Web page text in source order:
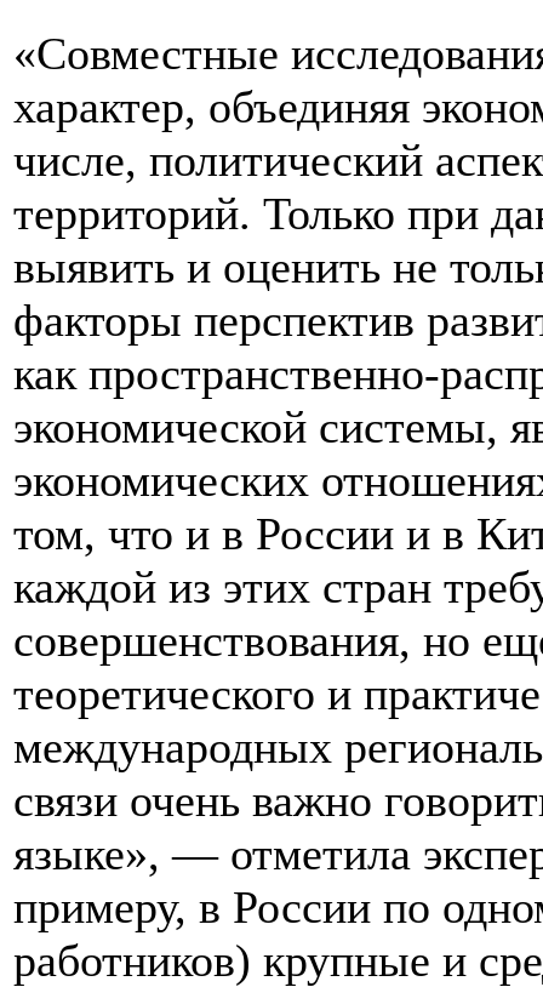
«Совместные
характер, объединяя
числе, политический
территорий. Только при
выявить и оценить не
факторы перспектив
как пространственно-
экономической системы,
экономических
том, что и в России и в
каждой из этих стран
совершенствования, но
теоретического и
международных
связи очень важно
языке», — отметила
примеру, в России по
работников) крупные и